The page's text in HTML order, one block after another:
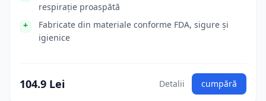
respirație proaspătă
Fabricate din materiale conforme FDA, sigure și
igienice
104.9 Lei Detalii cumpără